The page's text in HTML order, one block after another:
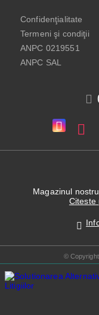
Confidenţialitate
Termeni şi condiţii
ANPC 0219551
ANPC SAL
Magazinul
Citeste
©